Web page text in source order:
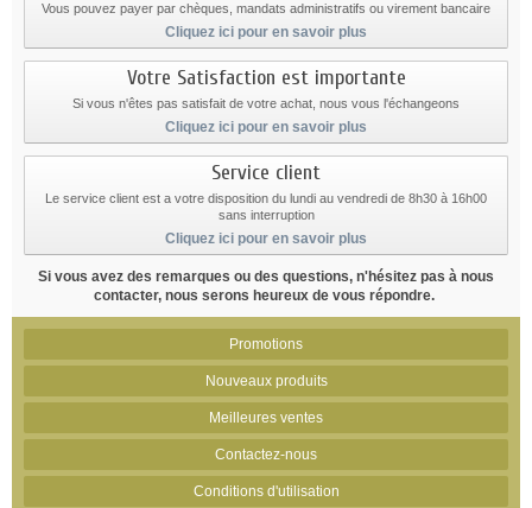
Vous pouvez payer par chèques, mandats administratifs ou virement bancaire
Cliquez ici pour en savoir plus
Votre Satisfaction est importante
Si vous n'êtes pas satisfait de votre achat, nous vous l'échangeons
Cliquez ici pour en savoir plus
Service client
Le service client est a votre disposition du lundi au vendredi de 8h30 à 16h00
sans interruption
Cliquez ici pour en savoir plus
Si vous avez des remarques ou des questions, n'hésitez pas à nous
contacter, nous serons heureux de vous répondre.
Promotions
Nouveaux produits
Meilleures ventes
Contactez-nous
Conditions d'utilisation